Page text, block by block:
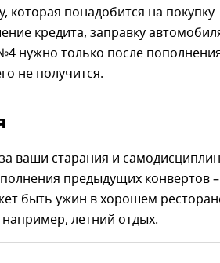
которая понадобится на покупку
кредита, заправку
нужно только после
не получится.
ваши старания и
предыдущих конвертов
быть ужин в хорошем
летний отдых.